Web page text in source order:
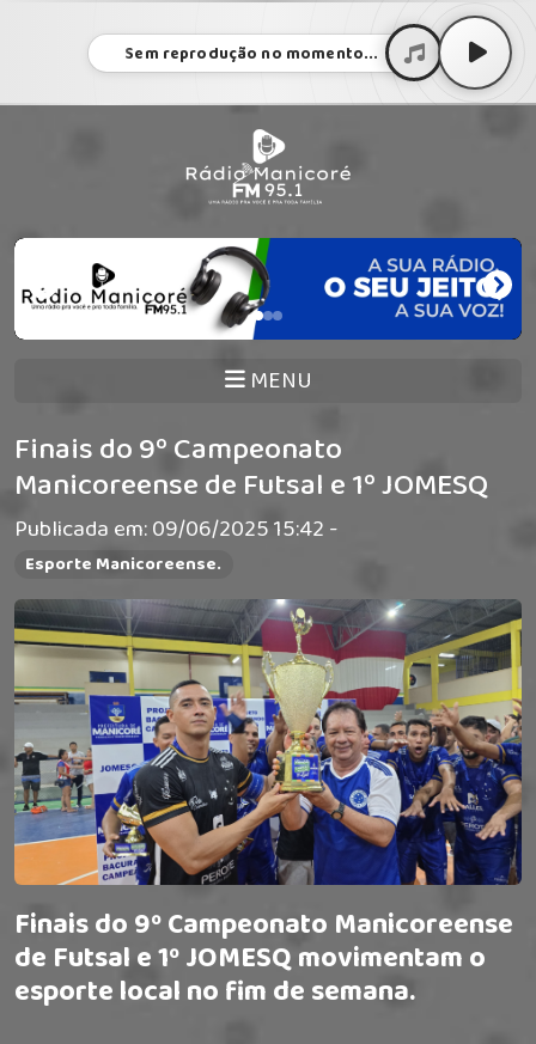
Sem reprodução no momento...
MENU
Finais do 9º Campeonato
Manicoreense de Futsal e 1º JOMESQ
Publicada em: 09/06/2025 15:42 -
Esporte Manicoreense.
Finais do 9º Campeonato Manicoreense
de Futsal e 1º JOMESQ movimentam o
esporte local no fim de semana.